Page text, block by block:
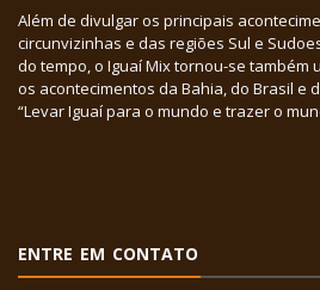
Além de divulgar os principais
circunvizinhas e das regiões Sul e
do tempo, o Iguaí Mix tornou-se também
os acontecimentos da Bahia, do Brasil e
“Levar Iguaí para o mundo e trazer o
ENTRE EM CONTATO